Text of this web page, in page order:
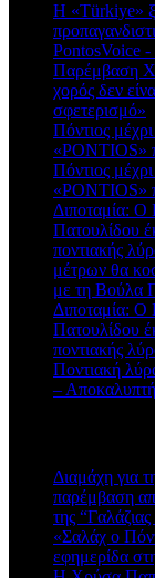
Η «Türkiye»
PontosVoice
Παρέμβαση
χορός δεν
σφετερισμό»
Πόντιος
«PONTIOS»
Πόντιος
«PONTIOS»
Διποταμία: Ο
Πατουλίδου
ποντιακής
μέτρων θα
με τη Βούλα
Διποταμία: Ο
Πατουλίδου
ποντιακής
Ποντιακή
–
Διαμάχη για
παρέμβαση
της
«Σαλάχ ο
εφημερίδα